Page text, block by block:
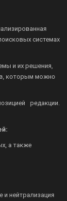
системах
и их решения,
которым можно
редакции.
а также
и нейтрализация